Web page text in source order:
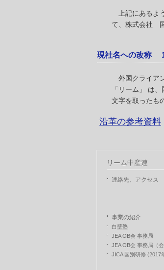
上記にあるよ
て、株式会社
現社名への改称
外国クライア
「リーム」 は
文字を取ったも
沿革の参考資料
リーム中産連
連絡先、アクセス
事業の紹介
白壁塾
JEA OB会 事務局
JEA OB会 事務局（会
JICA 国別研修 (2017